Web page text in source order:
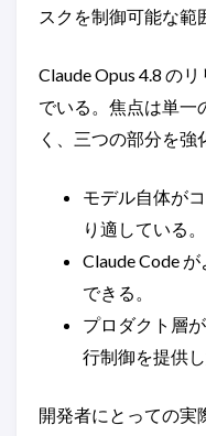
スクを制御可能な範
Claude Opus 4.8 の
でいる。焦点は単一
く、三つの部分を強
モデル自体が
り適している。
Claude Code
できる。
プロダクト層
行制御を提供し
開発者にとっての実